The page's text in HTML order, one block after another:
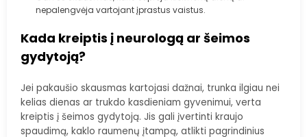
nepalengvėja vartojant įprastus vaistus.
Kada kreiptis į neurologą ar šeimos
gydytoją?
Jei pakaušio skausmas kartojasi dažnai, trunka ilgiau nei
kelias dienas ar trukdo kasdieniam gyvenimui, verta
kreiptis į šeimos gydytoją. Jis gali įvertinti kraujo
spaudimą, kaklo raumenų įtampą, atlikti pagrindinius